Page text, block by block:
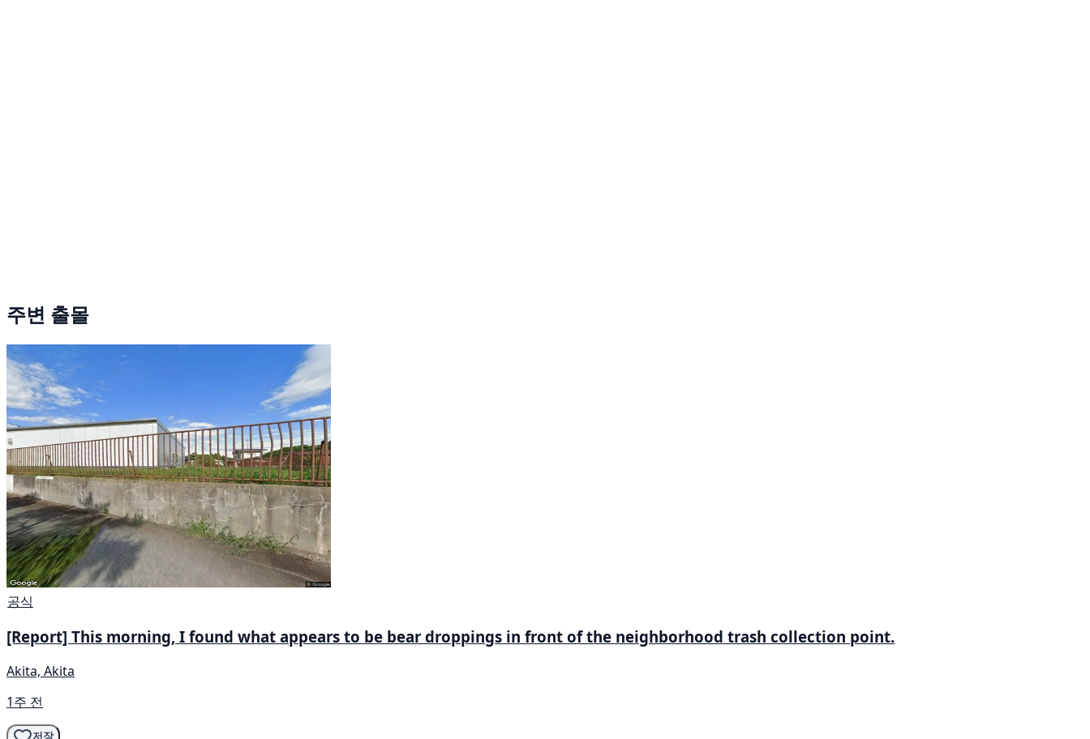
주변 출몰
공식
[Report] This morning, I found what appears to be bear droppings in front of the neighborhood trash collection point.
Akita, Akita
1주 전
저장